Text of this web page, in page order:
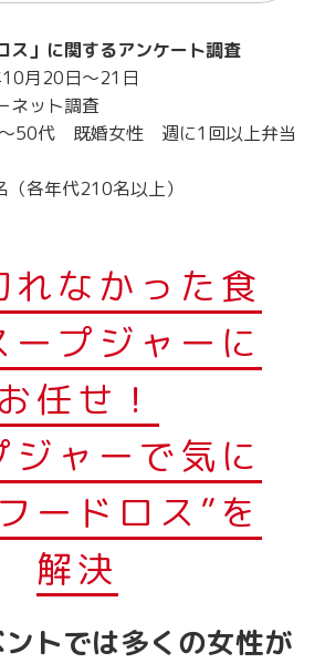
ス」に関するアンケート調査
月20日～21日
ネット調査
50代 既婚女性 週に1回以上弁当
各年代210名以上）
れなかった食
ープジャーに
任せ！
ジャーで気に
ードロス”を
解決
トでは多くの女性が